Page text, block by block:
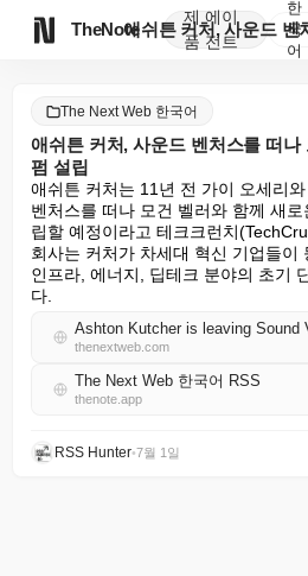
TheNote
제
품
에이
전트
한
국
어
The Next Web 한국어
애쉬튼 커처, 사운드 벤처스를 떠
펌 설립
애쉬튼 커처는 11년 전 가이 오세리
벤처스를 떠나 모건 벨러와 함께 새
립할 예정이라고 테크크런치
회사는 커처가 차세대 혁신 기업들이
인프라, 에너지, 딥테크 분야의 초기
다.
thenextweb.com
The Next Web 한국어 RSS
thenote.app
RSS Hunter•7월 1일